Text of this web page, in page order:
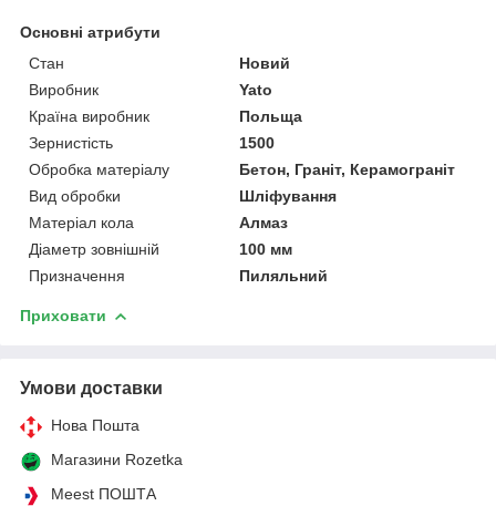
Основні атрибути
Стан
Новий
Виробник
Yato
Країна виробник
Польща
Зернистість
1500
Обробка матеріалу
Бетон, Граніт, Керамограніт
Вид обробки
Шліфування
Матеріал кола
Алмаз
Діаметр зовнішній
100 мм
Призначення
Пиляльний
Приховати
Умови доставки
Нова Пошта
Магазини Rozetka
Meest ПОШТА